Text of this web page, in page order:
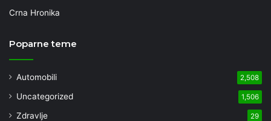
Crna Hronika
Poparne teme
Automobili 2,508
Uncategorized 1,506
Zdravlje 29